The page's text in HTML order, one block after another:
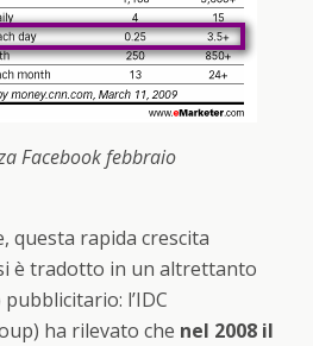
Facebook febbraio
questa rapida crescita
è tradotto in un altrettanto
l’IDC
ha rilevato che nel 2008 il